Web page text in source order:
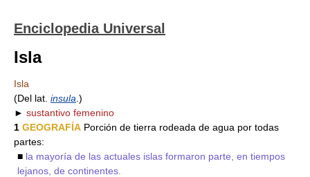
Enciclopedia Universal
Isla
Isla
(Del lat. insula .)
► sustantivo femenino
1 GEOGRAFÍA Porción de tierra rodeada de agua por todas
partes:
■ la mayoría de las actuales islas formaron parte, en tiempos
lejanos, de continentes.